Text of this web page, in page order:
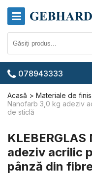
078943333
Acasă Materiale de
Nanofarb 3,0 kg adeziv
de sticlă
adeziv acrilic
pânză din